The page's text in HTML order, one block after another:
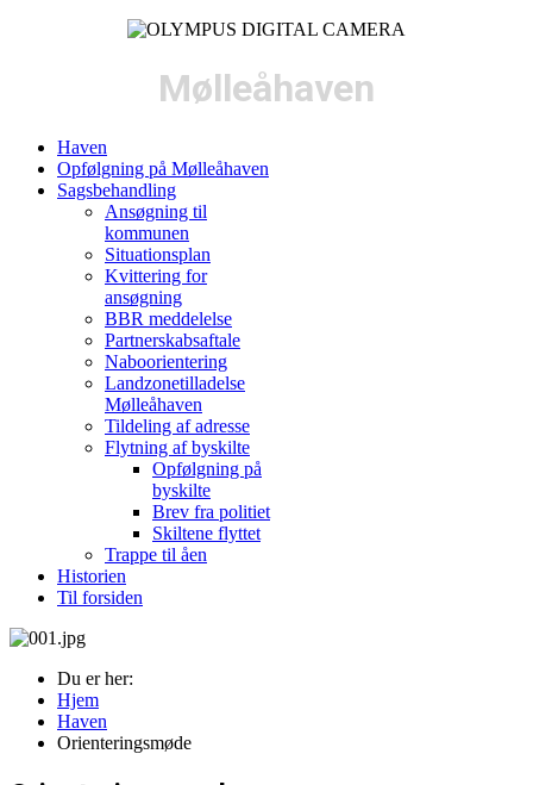
Mølleåhaven
Haven
Opfølgning på Mølleåhaven
Sagsbehandling
Ansøgning til
kommunen
Situationsplan
Kvittering for
ansøgning
BBR meddelelse
Partnerskabsaftale
Naboorientering
Landzonetilladelse
Mølleåhaven
Tildeling af adresse
Flytning af byskilte
Opfølgning på
byskilte
Brev fra politiet
Skiltene flyttet
Trappe til åen
Historien
Til forsiden
Du er her:
Hjem
Haven
Orienteringsmøde